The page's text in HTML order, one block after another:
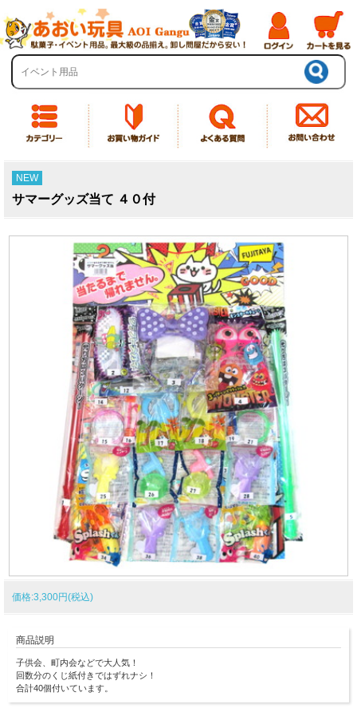
NEW
サマーグッズ当て ４０付
価格:3,300円(税込)
商品説明
子供会、町内会などで大人気！
回数分のくじ紙付きではずれナシ！
合計40個付いています。